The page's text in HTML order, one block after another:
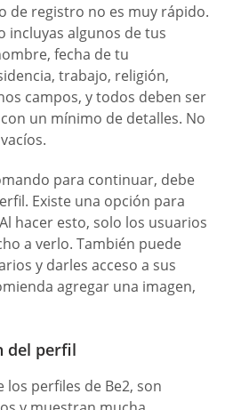
de registro no es muy rápido.
incluyas algunos de tus
fecha de tu
trabajo, religión,
campos, y todos deben ser
un mínimo de detalles. No
para continuar, debe
Existe una opción para
hacer esto, solo los usuarios
a verlo. También puede
y darles acceso a sus
agregar una imagen,
del perfil
los perfiles de Be2, son